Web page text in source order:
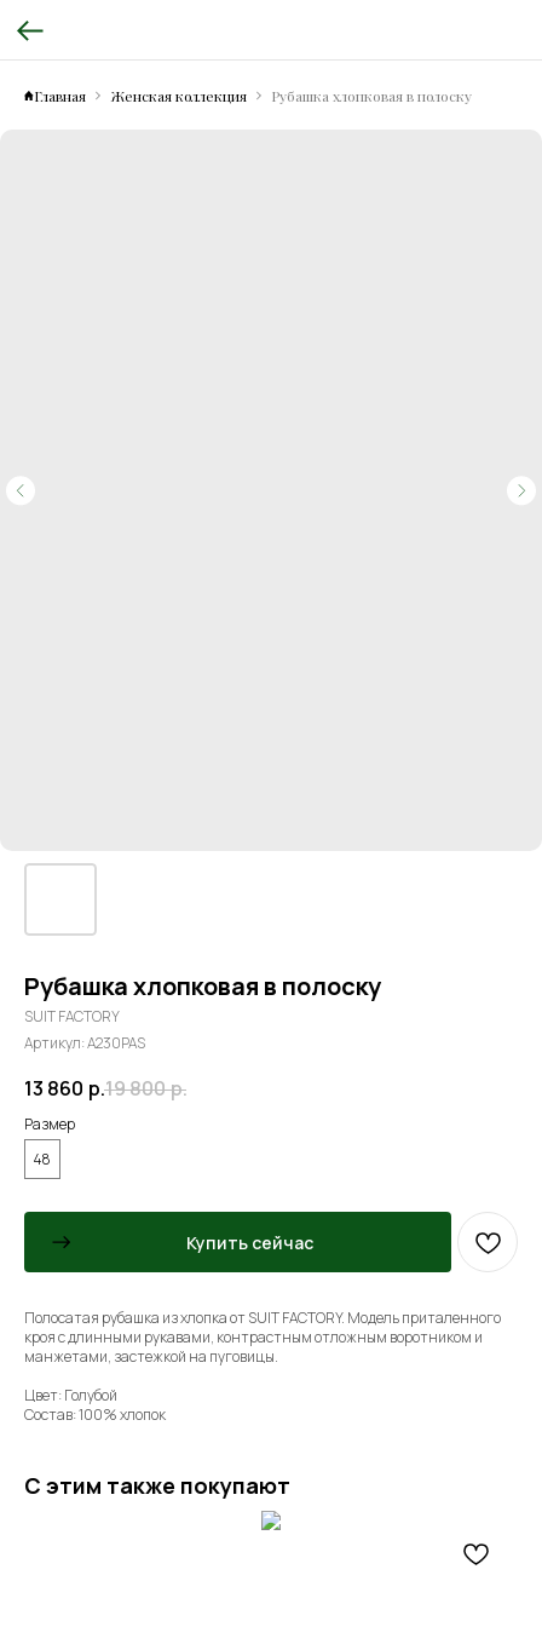
Главная Женская коллекция Рубашка хлопковая в полоску
Рубашка хлопковая в полоску
SUIT FACTORY
Артикул:A230PAS
13 860 р.19 800р.
Размер
48
Купить сейчас
Полосатая рубашка из хлопка от SUIT FACTORY. Модель приталенного
кроя с длинными рукавами, контрастным отложным воротником и
манжетами, застежкой на пуговицы.
Цвет: Голубой
Состав: 100% хлопок
С этим также покупают